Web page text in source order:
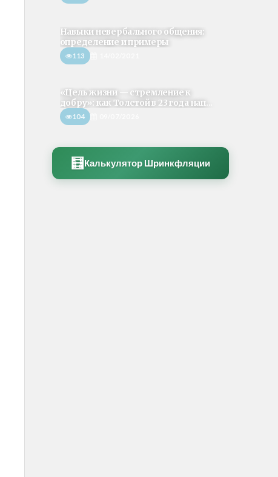
Навыки невербального общения:
определение и примеры
113
«Цель жизни — стремление к
добру»: как Толстой в 23 года нап...
104
🧮 Калькулятор Шринкфляции